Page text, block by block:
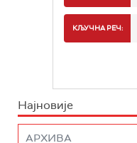
КЉУЧНА РЕЧ:
Најновије